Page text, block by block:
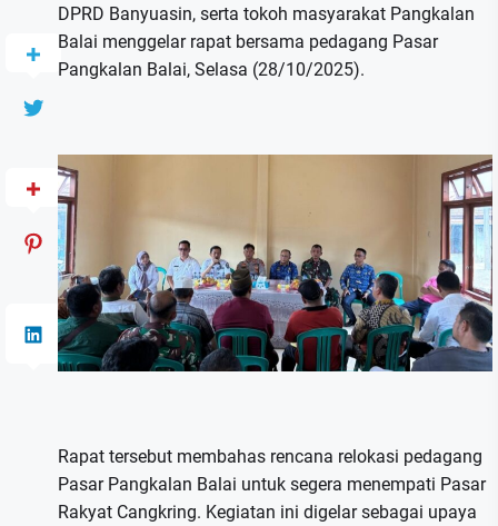
DPRD Banyuasin, serta tokoh masyarakat Pangkalan
Balai menggelar rapat bersama pedagang Pasar
Pangkalan Balai, Selasa (28/10/2025).
Rapat tersebut membahas rencana relokasi pedagang
Pasar Pangkalan Balai untuk segera menempati Pasar
Rakyat Cangkring. Kegiatan ini digelar sebagai upaya